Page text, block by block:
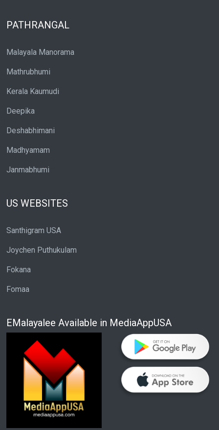
PATHRANGAL
Malayala Manorama
Mathrubhumi
Kerala Kaumudi
Deepika
Deshabhimani
Madhyamam
Janmabhumi
US WEBSITES
Santhigram USA
Joychen Puthukulam
Fokana
Fomaa
EMalayalee Available in MediaAppUSA